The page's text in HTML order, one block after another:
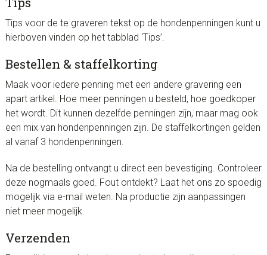
Tips voor de te graveren tekst op de hondenpenningen kunt u
hierboven vinden op het tabblad ‘Tips’.
Bestellen & staffelkorting
Maak voor iedere penning met een andere gravering een
apart artikel. Hoe meer penningen u besteld, hoe goedkoper
het wordt. Dit kunnen dezelfde penningen zijn, maar mag ook
een mix van hondenpenningen zijn. De staffelkortingen gelden
al vanaf 3 hondenpenningen.
Na de bestelling ontvangt u direct een bevestiging. Controleer
deze nogmaals goed. Fout ontdekt? Laat het ons zo spoedig
mogelijk via e-mail weten. Na productie zijn aanpassingen
niet meer mogelijk.
Verzenden